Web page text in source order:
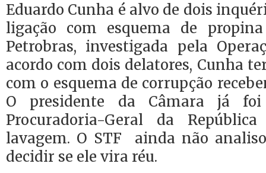
Eduardo Cunha é alvo de dois
ligação com esquema de
Petrobras, investigada pela
acordo com dois delatores, Cunha
com o esquema de corrupção
O presidente da Câmara já foi
Procuradoria-Geral da
lavagem. O STF ainda não
decidir se ele vira réu.